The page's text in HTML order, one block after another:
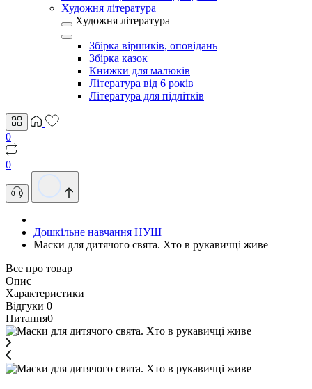
Художня література
Художня література
Збірка віршиків, оповідань
Збірка казок
Книжки для малюків
Література від 6 років
Література для підлітків
0
0
Дошкільне навчання НУШ
Маски для дитячого свята. Хто в рукавичці живе
Все про товар
Опис
Характеристики
Відгуки 0
Питання0